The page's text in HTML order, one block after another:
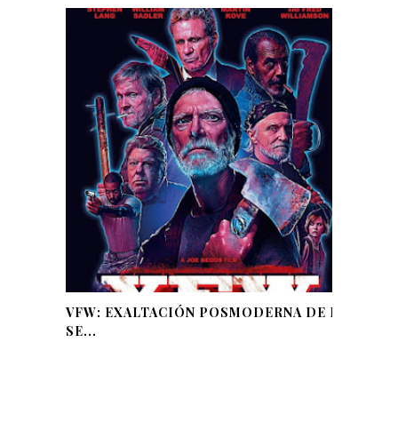
VFW: EXALTACIÓN POSMODERNA DE LA
SE...